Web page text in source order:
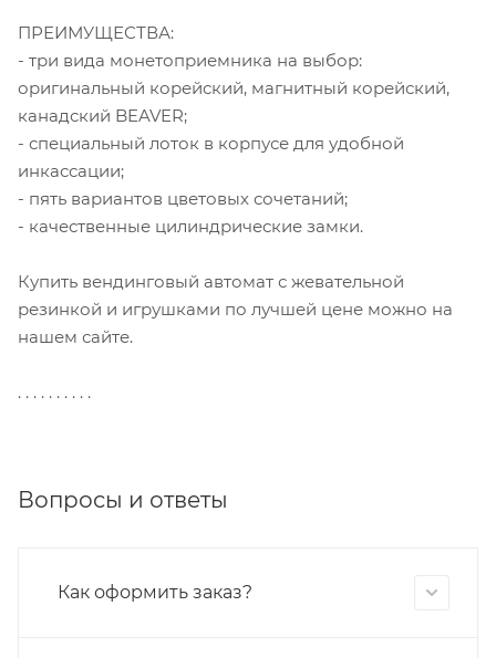
ПРЕИМУЩЕСТВА:
- три вида монетоприемника на выбор:
оригинальный корейский, магнитный корейский,
канадский BEAVER;
- специальный лоток в корпусе для удобной
инкассации;
- пять вариантов цветовых сочетаний;
- качественные цилиндрические замки.
Купить вендинговый автомат с жевательной
резинкой и игрушками по лучшей цене можно на
нашем сайте.
. . . . . . . . . .
Вопросы и ответы
Как оформить заказ?